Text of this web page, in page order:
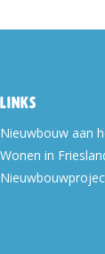
Links
Nieuwbouw aan
Wonen in